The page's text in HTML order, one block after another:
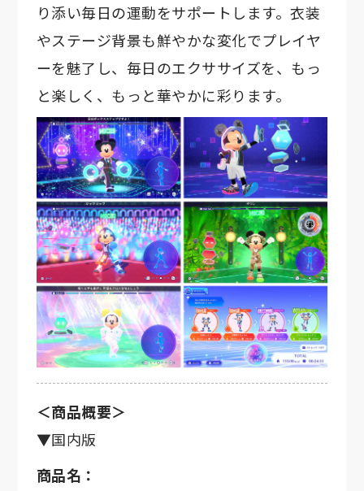
り添い毎日の運動をサポートします。衣装
やステージ背景も鮮やかな変化でプレイヤ
ーを魅了し、毎日のエクササイズを、もっ
と楽しく、もっと華やかに彩ります。
＜商品概要＞
▼国内版
商品名：